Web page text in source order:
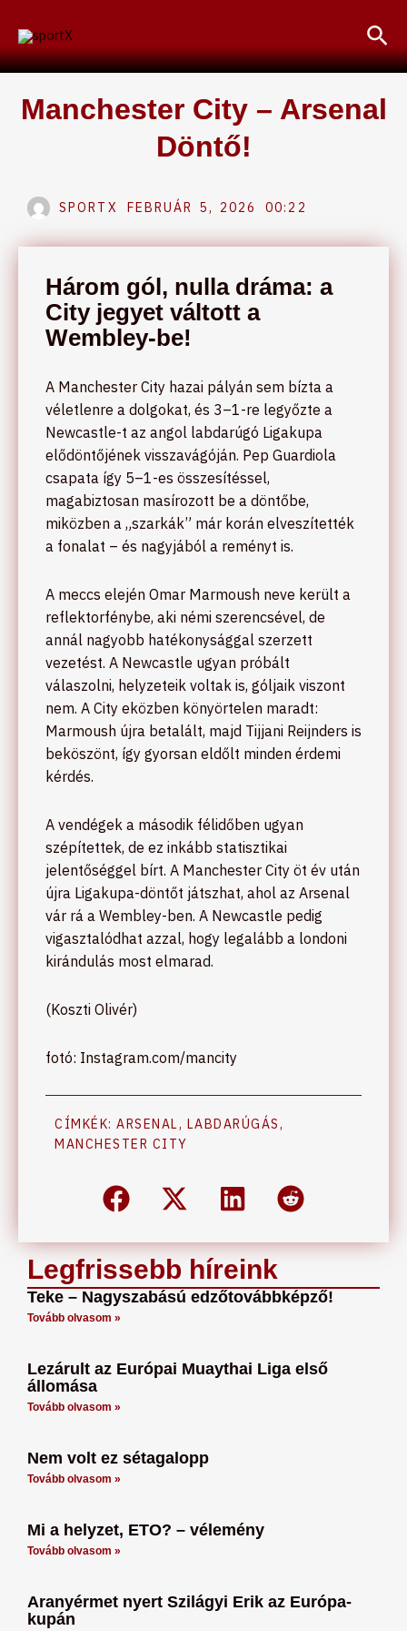
content
Manchester City – Arsenal
Döntő!
SPORTX FEBRUÁR 5, 2026 00:22
Legfrissebb híreink
Teke – Nagyszabású edzőtovábbképző!
Tovább olvasom »
Lezárult az Európai Muaythai Liga első
állomása
Tovább olvasom »
Nem volt ez sétagalopp
Tovább olvasom »
Mi a helyzet, ETO? – vélemény
Tovább olvasom »
Aranyérmet nyert Szilágyi Erik az Európa-
kupán
Három gól, nulla dráma: a
City jegyet váltott a
Wembley-be!
A Manchester City hazai pályán sem bízta a
véletlenre a dolgokat, és 3–1-re legyőzte a
Newcastle-t az angol labdarúgó Ligakupa
elődöntőjének visszavágóján. Pep Guardiola
csapata így 5–1-es összesítéssel,
magabiztosan masírozott be a döntőbe,
miközben a „szarkák” már korán elveszítették
a fonalat – és nagyjából a reményt is.
A meccs elején Omar Marmoush neve került a
reflektorfénybe, aki némi szerencsével, de
annál nagyobb hatékonysággal szerzett
vezetést. A Newcastle ugyan próbált
válaszolni, helyzeteik voltak is, góljaik viszont
nem. A City eközben könyörtelen maradt:
Marmoush újra betalált, majd Tijjani Reijnders is
beköszönt, így gyorsan eldőlt minden érdemi
kérdés.
A vendégek a második félidőben ugyan
szépítettek, de ez inkább statisztikai
jelentőséggel bírt. A Manchester City öt év után
újra Ligakupa-döntőt játszhat, ahol az Arsenal
vár rá a Wembley-ben. A Newcastle pedig
vigasztalódhat azzal, hogy legalább a londoni
kirándulás most elmarad.
(Koszti Olivér)
fotó: Instagram.com/mancity
CÍMKÉK: ARSENAL, LABDARÚGÁS,
MANCHESTER CITY